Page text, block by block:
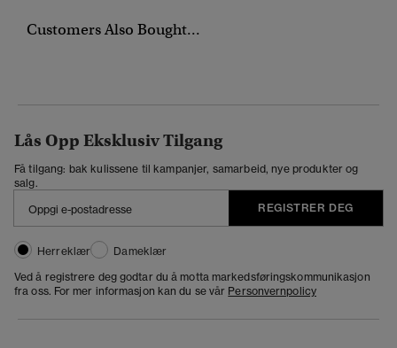
Customers Also Bought...
Lås Opp Eksklusiv Tilgang
Få tilgang: bak kulissene til kampanjer, samarbeid, nye produkter og
salg.
REGISTRER DEG
Herreklær
Dameklær
Ved å registrere deg godtar du å motta markedsføringskommunikasjon
fra oss. For mer informasjon kan du se vår Personvernpolicy